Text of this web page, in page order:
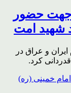
جهت حضور
شهید امت
و عراق در
کرد.